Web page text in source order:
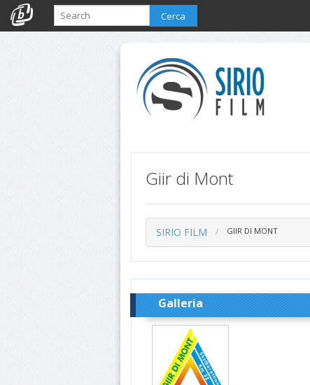
Cerca
Giir di Mont
SIRIO FILM GIIR DI MONT
Galleria